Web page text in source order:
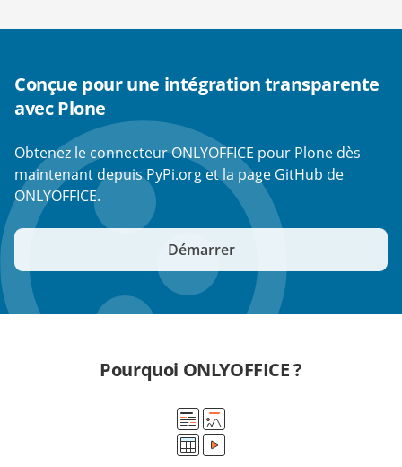
Conçue pour une intégration transparente
avec Plone
Obtenez le connecteur ONLYOFFICE pour Plone dès
maintenant depuisPyPi.orget la page GitHub de
ONLYOFFICE.
Démarrer
Pourquoi ONLYOFFICE ?